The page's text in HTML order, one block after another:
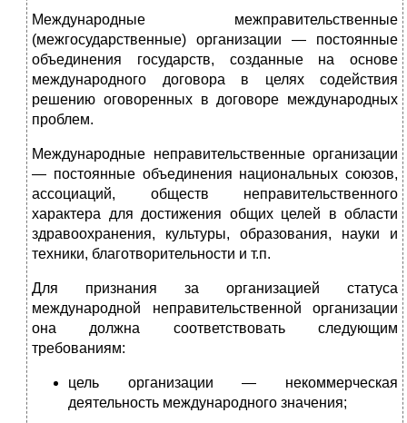
Международные межправительственные
(межгосударственные) организации — постоянные
объединения государств, созданные на основе
международного договора в целях содействия
решению оговоренных в договоре международных
проблем.
Международные неправительственные организации
— постоянные объединения национальных союзов,
ассоциаций, обществ неправительственного
характера для достижения общих целей в области
здравоохранения, культуры, образования, науки и
техники, благотворительности и т.п.
Для признания за организацией статуса
международной неправительственной организации
она должна соответствовать следующим
требованиям:
цель организации — некоммерческая
деятельность международного значения;